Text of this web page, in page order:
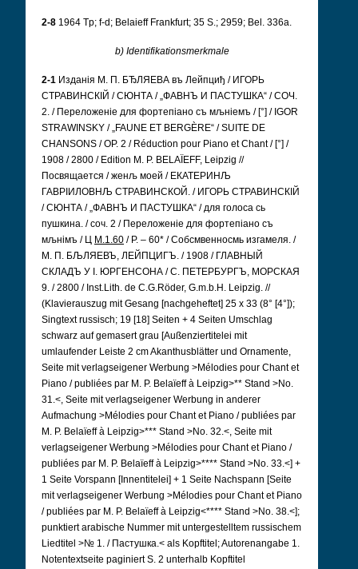
2-8 1964 Tp; f-d; Belaieff Frankfurt; 35 S.; 2959; Bel. 336a.
b) Identifikationsmerkmale
2-1 Изданія М. П. БЂЛЯЕВА въ Лейпциђ / ИГОРЬ
СТРАВИНСКIЙ / СЮНТА / „ФАВНЪ И ПАСТУШКА“ / СОЧ.
2. / Переложеніе для фортепіано съ мљніемъ / [°] / IGOR
STRAWINSKY / „FAUNE ET BERGÈRE“ / SUITE DE
CHANSONS / OP. 2 / Réduction pour Piano et Chant / [°] /
1908 / 2800 / Edition M. P. BELAÏEFF, Leipzig //
Посвящается / женљ моей / ЕКАТЕРИНЉ
ГАВРIИЛОВНЉ СТРАВИНСКОЙ. / ИГОРЬ СТРАВИНСКIЙ
/ СЮНТА / „ФАВНЪ И ПАСТУШКА“ / для голоса сь
пушкина. / соч. 2 / Переложеніе для фортепіано съ
мљнімъ / Ц М.1.60 / Р. – 60* / Собсмвенносмь изгамеля. /
М. П. БЉЛЯЕВЪ, ЛЕЙПЦИГЪ. / 1908 / ГЛАВНЫЙ
СКЛАДЪ У I. ЮРГЕНСОНА / С. ПЕТЕРБУРГЪ, МОРСКАЯ
9. / 2800 / Inst.Lith. de C.G.Röder, G.m.b.H. Leipzig. //
(Klavierauszug mit Gesang [nachgeheftet] 25 x 33 (8° [4°]);
Singtext russisch; 19 [18] Seiten + 4 Seiten Umschlag
schwarz auf gemasert grau [Außenziertitelei mit
umlaufender Leiste 2 cm Akanthusblätter und Ornamente,
Seite mit verlagseigener Werbung >Mélodies pour Chant et
Piano / publiées par M. P. Belaïeff à Leipzig>** Stand >No.
31.<, Seite mit verlagseigener Werbung in anderer
Aufmachung >Mélodies pour Chant et Piano / publiées par
M. P. Belaïeff à Leipzig>*** Stand >No. 32.<, Seite mit
verlagseigener Werbung >Mélodies pour Chant et Piano /
publiées par M. P. Belaïeff à Leipzig>**** Stand >No. 33.<] +
1 Seite Vorspann [Innentitelei] + 1 Seite Nachspann [Seite
mit verlagseigener Werbung >Mélodies pour Chant et Piano
/ publiées par M. P. Belaïeff à Leipzig<**** Stand >No. 38.<];
punktiert arabische Nummer mit untergestelltem russischem
Liedtitel >№ 1. / Пастушка.< als Kopftitel; Autorenangabe 1.
Notentextseite paginiert S. 2 unterhalb Kopftitel